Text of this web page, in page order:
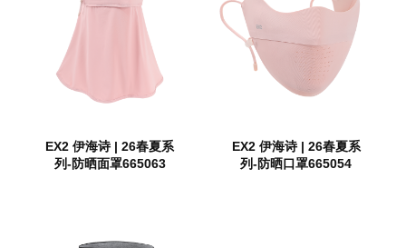
EX2 伊海诗 | 26春夏系
列-防晒面罩665063
EX2 伊海诗 | 26春夏系
列-防晒口罩665054